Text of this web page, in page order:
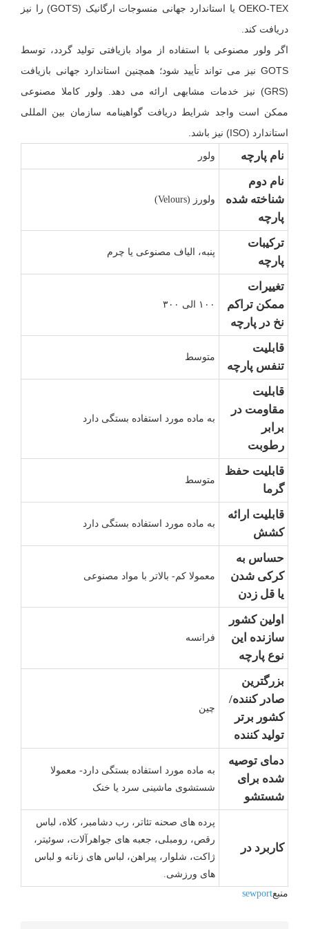
OEKO-TEX یا استاندارد جهانی منسوجات ارگانیک (GOTS) را نیز
دریافت کند.
اگر ولور مصنوعی با استفاده از مواد بازیافتی تولید گردد، توسط
GOTS نیز می تواند تأیید شود؛ همچنین استاندارد جهانی بازیافت
(GRS) نیز خدمات مشابهی ارائه می دهد. ولور کاملا مصنوعی
ممکن است واجد شرایط دریافت گواهینامه سازمان بین المللی
استاندارد (ISO) نیز باشد.
نام پارچه ولور
نام دوم
شناخته شده
پارچه
ولورز (Velours)
ترکیبات
پارچه
پنبه، الیاف مصنوعی یا چرم
تغییرات
ممکن تراکم
نخ در پارچه
۱۰۰ الی ۳۰۰
قابلیت
تنفس پارچه
متوسط
قابلیت
مقاومت در
برابر
رطوبت
به ماده مورد استفاده بستگی دارد
قابلیت حفظ
گرما
متوسط
قابلیت ارائه
کشش
به ماده مورد استفاده بستگی دارد
حساس به
کرکی شدن
یا قل زدن
معمولا کم- بالاتر با مواد مصنوعی
اولین کشور
سازنده این
نوع پارچه
فرانسه
بزرگترین
صادر کننده/
کشور برتر
تولید کننده
چین
دمای توصیه
شده برای
شستشو
به ماده مورد استفاده بستگی دارد- معمولا
شستشوی ماشینی سرد یا خنک
کاربرد در
پرده های صحنه تئاتر، رب دشامبر، کلاه، لباس
رقص، رومبلی، جعبه های جواهرآلات، سوئیتر،
ژاکت، شلوار، پیراهن، لباس های زنانه و لباس
های ورزشی.
منبعsewport